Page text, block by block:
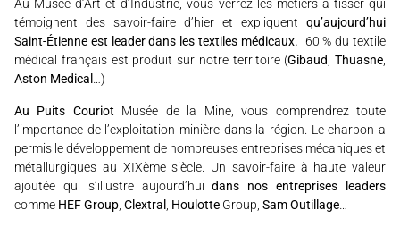
Au Musée d’Art et d’Industrie, vous verrez les métiers à tisser qui
témoignent des savoir-faire d’hier et expliquent qu’aujourd’hui
Saint-Étienne est leader dans les textiles médicaux. 60 % du textile
médical français est produit sur notre territoire (Gibaud Thuasne
Aston Medical
…)
Au Puits Couriot Musée de la Mine, vous comprendrez toute
l’importance de l’exploitation minière dans la région. Le charbon a
permis le développement de nombreuses entreprises mécaniques et
métallurgiques au XIXème siècle. Un savoir-faire à haute valeur
ajoutée qui s’illustre aujourd’huidans nos entreprises leaders
comme HEF Group Clextral Houlotte Group, Sam Outillage